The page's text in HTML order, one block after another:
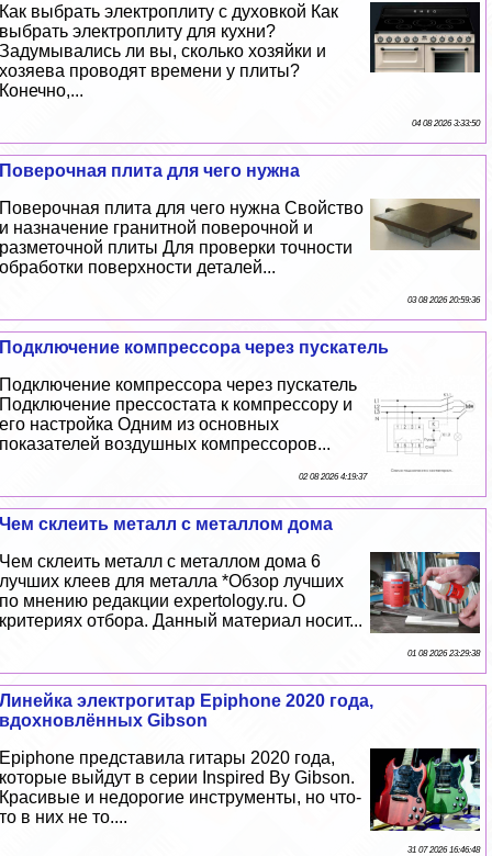
Как выбрать электроплиту с духовкой Как
выбрать электроплиту для кухни?
Задумывались ли вы, сколько хозяйки и
хозяева проводят времени у плиты?
Конечно,...
04 08 2026 3:33:50
Поверочная плита для чего нужна
Поверочная плита для чего нужна Свойство
и назначение гранитной поверочной и
разметочной плиты Для проверки точности
обработки поверхности деталей...
03 08 2026 20:59:36
Подключение компрессора через пускатель
Подключение компрессора через пускатель
Подключение прессостата к компрессору и
его настройка Одним из основных
показателей воздушных компрессоров...
02 08 2026 4:19:37
Чем склеить металл с металлом дома
Чем склеить металл с металлом дома 6
лучших клеев для металла *Обзор лучших
по мнению редакции expertology.ru. О
критериях отбора. Данный материал носит...
01 08 2026 23:29:38
Линейка электрогитар Epiphone 2020 года,
вдохновлённых Gibson
Epiphone представила гитары 2020 года,
которые выйдут в серии Inspired By Gibson.
Красивые и недорогие инструменты, но что-
то в них не то....
31 07 2026 16:46:48